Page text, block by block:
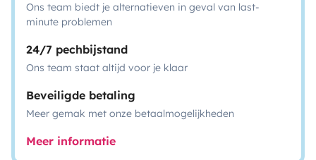
Ons team biedt je alternatieven in geval van last-
minute problemen
24/7 pechbijstand
Ons team staat altijd voor je klaar
Beveiligde betaling
Meer gemak met onze betaalmogelijkheden
Meer informatie